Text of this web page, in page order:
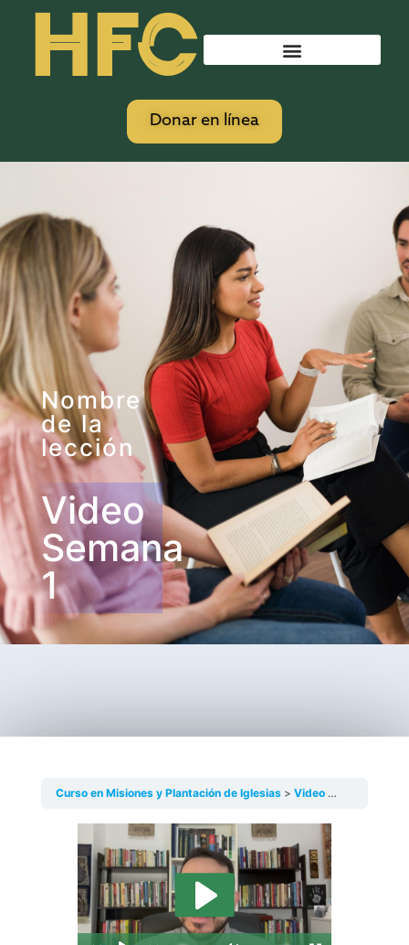
HFC
Donar en línea
Nombre
de la
lección
Video
Semana
1
Curso en Misiones y Plantación de Iglesias Video Semana 1